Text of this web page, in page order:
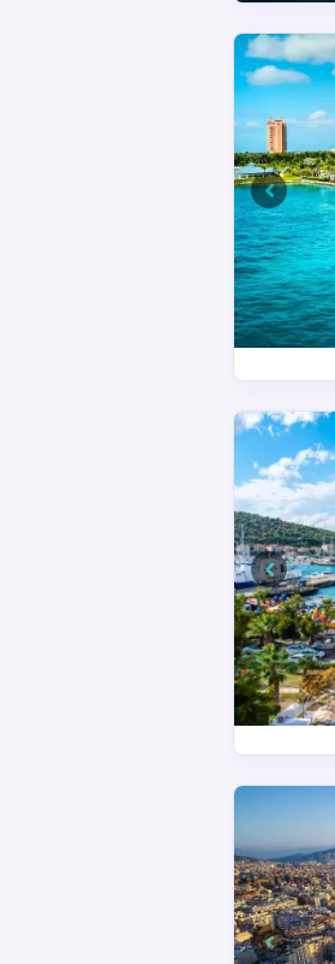
Previous
Previous
Previous